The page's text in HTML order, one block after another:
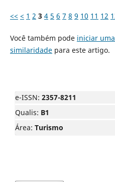
<< < 1 2 3 4 5 6 7 8 9 10 11 12
Você também pode iniciar
similaridadepara este artigo.
e-ISSN: 2357-8211
Qualis: B1
Área: Turismo